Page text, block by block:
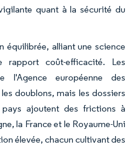
quant à la sécurité du
équilibrée, alliant une science
coût-efficacité. Les
l'Agence européenne des
doublons, mais les dossiers
ajoutent des frictions à
la France et le Royaume-Uni
élevée, chacun cultivant des